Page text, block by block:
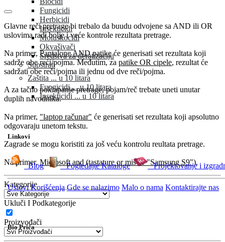
Fungicidi
Herbicidi
Insekticidi
Moluskocidi
Okvašivači
Sredstva za deratizaciju
Supstrati
Zaštita ... u 10 litara
Fungicidi ... u 10 litara
Insekticidi ... u 10 litara
Linkovi
Blog Pogledajte Kataloge Projektovanje i
Uslovi Korišćenja Gde se nalazimo Malo o nama Kontaktirajte nas
Bio Priča
Glavne reči pretrage bi trebalo da buudu odvojene sa AND ili OR
uslovima radi bolje i veće kontrole rezultata pretrage.
Na primer, Pantalone AND patikeće generisati set rezultata koji
sadrže obe reći/pojma. Međutim, za patike OR cipele, rezultat će
sadržati obe reči/pojma ili jednu od dve reči/pojma.
A za tačno poklapanje pretrage, pojam/reč trebate uneti unutar
duplih navodnika.
Na primer, "laptop računar" će generisati set rezultata koji apsolutno
odgovaraju unetom tekstu.
Zagrade se mogu koristiti za još veću kontrolu reultata pretrage.
Na primer, Microsoft and (tastature or miš or "Samsung S9").
Kategorije
Ukluči I Podkategorije
Proizvođači